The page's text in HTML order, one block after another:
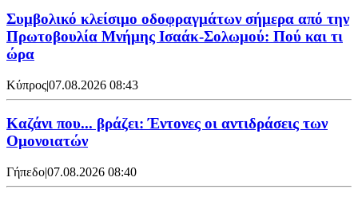
Συμβολικό κλείσιμο οδοφραγμάτων σήμερα από την
Πρωτοβουλία Μνήμης Ισαάκ-Σολωμού: Πού και τι
ώρα
Κύπρος|07.08.2026 08:43
Καζάνι που... βράζει: Έντονες οι αντιδράσεις των
Ομονοιατών
Γήπεδο|07.08.2026 08:40